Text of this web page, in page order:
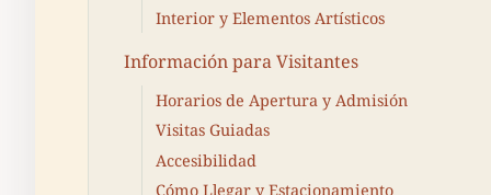
Interior y Elementos Artísticos
Información para Visitantes
Horarios de Apertura y Admisión
Visitas Guiadas
Accesibilidad
Cómo Llegar y Estacionamiento